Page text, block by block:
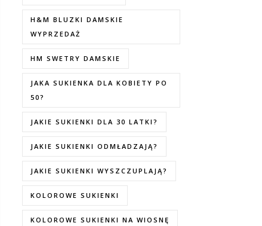
H&M BLUZKI DAMSKIE
WYPRZEDAŻ
HM SWETRY DAMSKIE
JAKA SUKIENKA DLA KOBIETY PO
50?
JAKIE SUKIENKI DLA 30 LATKI?
JAKIE SUKIENKI ODMŁADZAJĄ?
JAKIE SUKIENKI WYSZCZUPLAJĄ?
KOLOROWE SUKIENKI
KOLOROWE SUKIENKI NA WIOSNĘ